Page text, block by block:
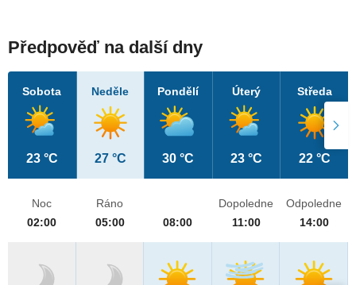
Předpověď na další dny
Sobota
23 °C
Neděle
27 °C
Pondělí
30 °C
Úterý
23 °C
Středa
22 °C
Noc
02:00
Ráno
05:00
08:00
Dopoledne
11:00
Odpoledne
14:00